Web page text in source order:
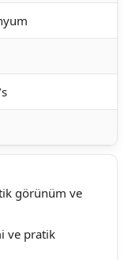
görünüm ve
ve pratik